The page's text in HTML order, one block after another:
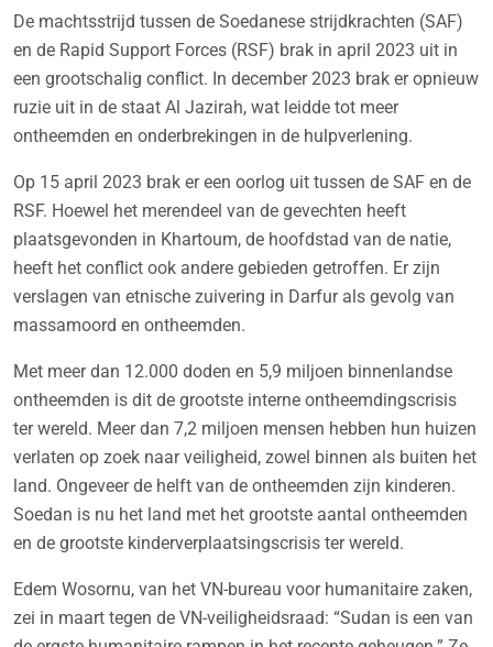
De machtsstrijd tussen de Soedanese strijdkrachten (SAF)
en de Rapid Support Forces (RSF) brak in april 2023 uit in
een grootschalig conflict. In december 2023 brak er opnieuw
ruzie uit in de staat Al Jazirah, wat leidde tot meer
ontheemden en onderbrekingen in de hulpverlening.
Op 15 april 2023 brak er een oorlog uit tussen de SAF en de
RSF. Hoewel het merendeel van de gevechten heeft
plaatsgevonden in Khartoum, de hoofdstad van de natie,
heeft het conflict ook andere gebieden getroffen. Er zijn
verslagen van etnische zuivering in Darfur als gevolg van
massamoord en ontheemden.
Met meer dan 12.000 doden en 5,9 miljoen binnenlandse
ontheemden is dit de grootste interne ontheemdingscrisis
ter wereld. Meer dan 7,2 miljoen mensen hebben hun huizen
verlaten op zoek naar veiligheid, zowel binnen als buiten het
land. Ongeveer de helft van de ontheemden zijn kinderen.
Soedan is nu het land met het grootste aantal ontheemden
en de grootste kinderverplaatsingscrisis ter wereld.
Edem Wosornu, van het VN-bureau voor humanitaire zaken,
zei in maart tegen de VN-veiligheidsraad: “Sudan is een van